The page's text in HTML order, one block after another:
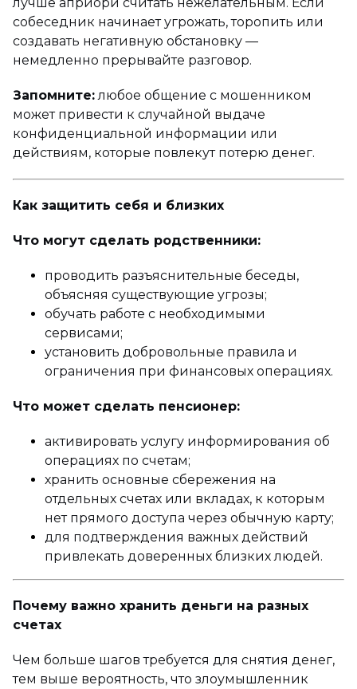
собеседник начинает угрожать, торопить или
создавать негативную обстановку —
немедленно прерывайте разговор.
Запомните: любое общение с мошенником
может привести к случайной выдаче
конфиденциальной информации или
действиям, которые повлекут потерю денег.
Как защитить себя и близких
Что могут сделать родственники:
проводить разъяснительные беседы,
объясняя существующие угрозы;
обучать работе с необходимыми
сервисами;
установить добровольные правила и
ограничения при финансовых операциях.
Что может сделать пенсионер:
активировать услугу информирования об
операциях по счетам;
хранить основные сбережения на
отдельных счетах или вкладах, к которым
нет прямого доступа через обычную карту;
для подтверждения важных действий
привлекать доверенных близких людей.
Почему важно хранить деньги на разных
счетах
Чем больше шагов требуется для снятия денег,
тем выше вероятность, что злоумышленник